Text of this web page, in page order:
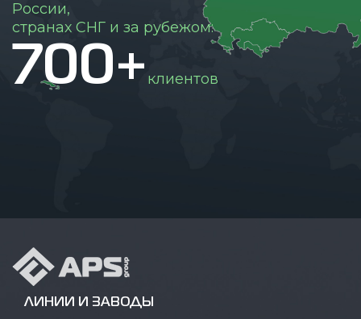
России,
странах СНГ и за рубежом:
700+ клиентов
ЛИНИИ И ЗАВОДЫ